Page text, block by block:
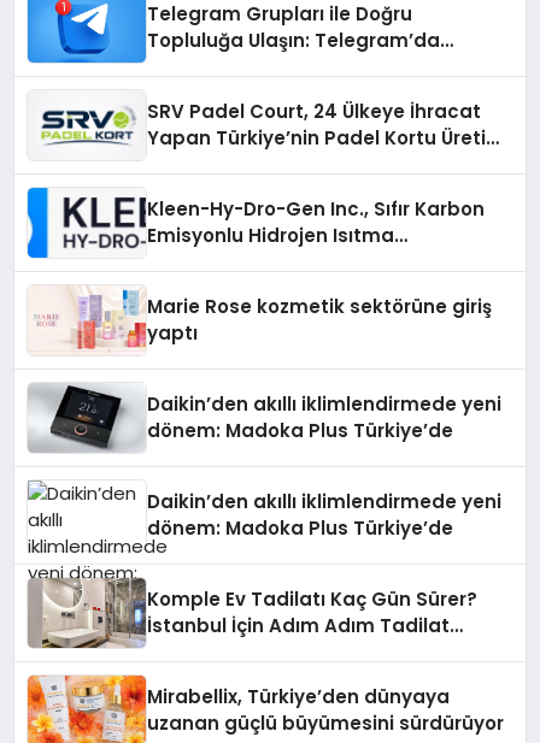
Telegram Grupları ile Doğru
Topluluğa Ulaşın: Telegram’da
SRV Padel Court, 24 Ülkeye İhracat
Yapan Türkiye’nin Padel Kortu Üretim
Kleen-Hy-Dro-Gen Inc., Sıfır Karbon
Emisyonlu Hidrojen Isıtma
Marie Rose kozmetik sektörüne giriş
yaptı
Daikin’den akıllı iklimlendirmede yeni
dönem: Madoka Plus Türkiye’de
Daikin’den akıllı iklimlendirmede yeni
dönem: Madoka Plus Türkiye’de
Komple Ev Tadilatı Kaç Gün Sürer?
İstanbul İçin Adım Adım Tadilat
Mirabellix, Türkiye’den dünyaya
uzanan güçlü büyümesini sürdürüyor